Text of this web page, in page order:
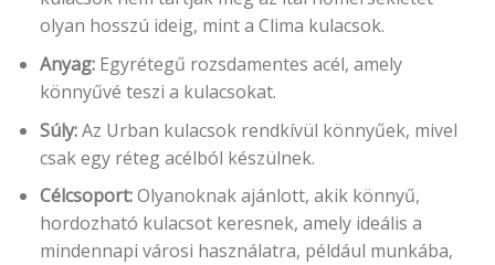
olyan hosszú ideig, mint a Clima kulacsok.
Anyag:Egyrétegű rozsdamentes acél, amely
könnyűvé teszi a kulacsokat.
Súly:Az Urban kulacsok rendkívül könnyűek, mivel
csak egy réteg acélból készülnek.
Célcsoport:Olyanoknak ajánlott, akik könnyű,
hordozható kulacsot keresnek, amely ideális a
mindennapi városi használatra, például munkába,